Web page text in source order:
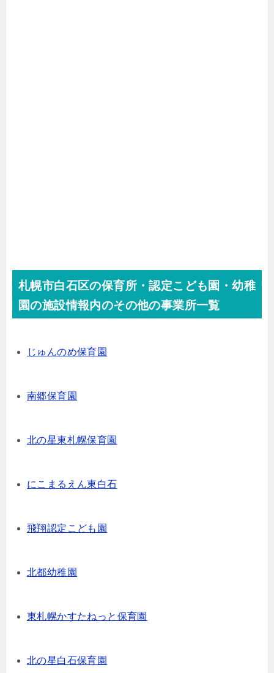
札幌市白石区の保育所・認定こども園・幼稚
園の施設情報内のその他の事業所一覧
じゅんのめ保育園
南郷保育園
北の星東札幌保育園
にこまるえん東白石
飛翔認定こども園
北都幼稚園
東札幌かすたねっと保育園
北の星白石保育園